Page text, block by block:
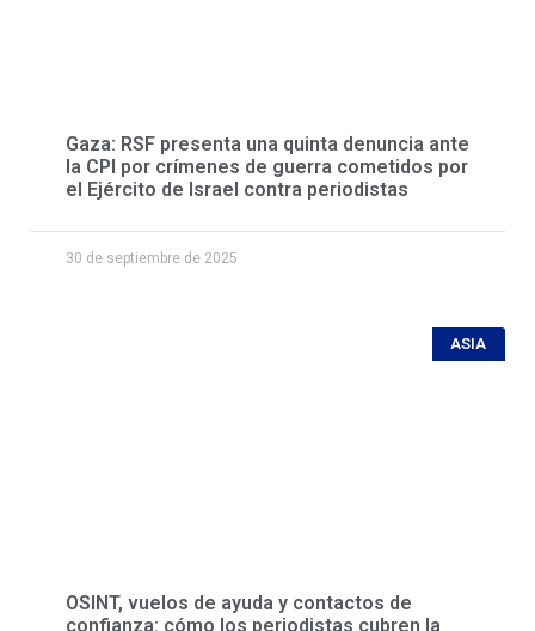
Gaza: RSF presenta una quinta denuncia ante
la CPI por crímenes de guerra cometidos por
el Ejército de Israel contra periodistas
30 de septiembre de 2025
ASIA
OSINT, vuelos de ayuda y contactos de
confianza: cómo los periodistas cubren la